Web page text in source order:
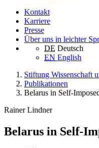
Kontakt
Karriere
Presse
Über uns in leichter
DE Deutsch
EN English
Stiftung Wissenschaft
Publikationen
Belarus in Self-
Rainer Lindner
Belarus in Self-